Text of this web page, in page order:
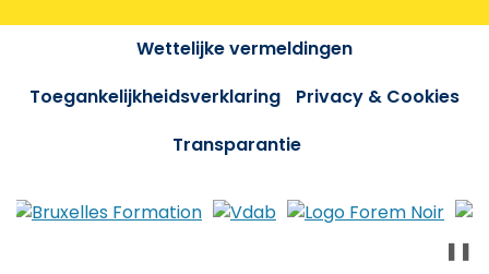
Wettelijke vermeldingen
Toegankelijkheidsverklaring
Privacy & Cookies
Transparantie
❚❚